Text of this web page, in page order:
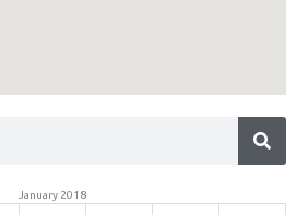
January 2018